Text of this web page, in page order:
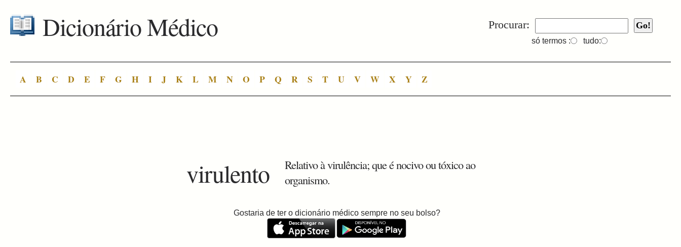
Procurar:
só termos : tudo:
Dicionário Médico
A B C D E F G H I J K L M N O P Q R S T U V W X Y Z
virulento
Relativo à virulência; que é nocivo ou tóxico ao
organismo.
Gostaria de ter o dicionário médico sempre no seu bolso?